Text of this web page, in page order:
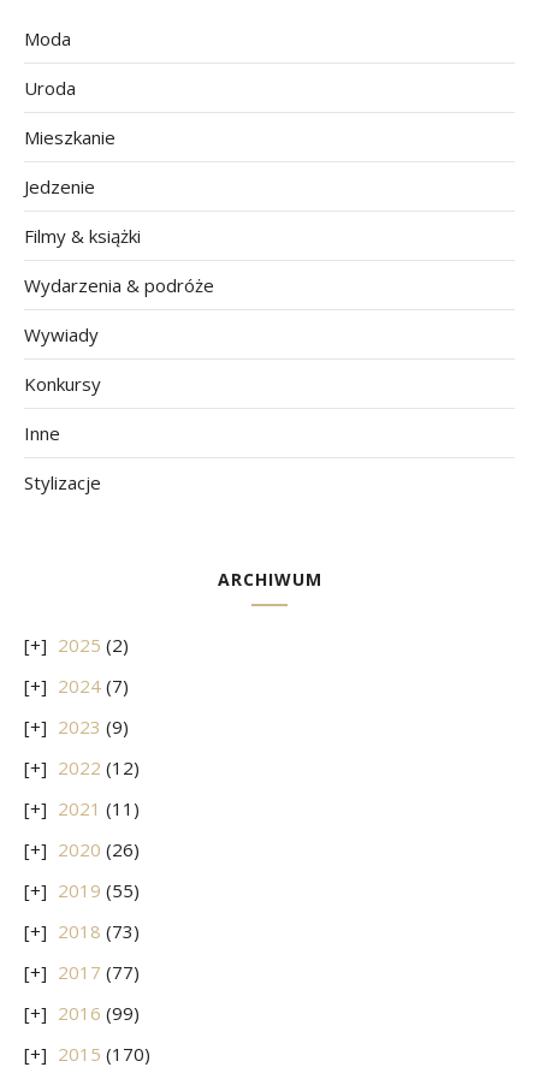
Moda
Uroda
Mieszkanie
Jedzenie
Filmy & książki
Wydarzenia & podróże
Wywiady
Konkursy
Inne
Stylizacje
ARCHIWUM
2025 (2)
2024 (7)
2023 (9)
2022 (12)
2021 (11)
2020 (26)
2019 (55)
2018 (73)
2017 (77)
2016 (99)
2015 (170)